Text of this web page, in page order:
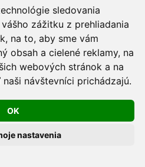
sledovania
zážitku z prehliadania
na to, aby sme vám
obsah a cielené reklamy, na
webových stránok a na
návštevníci prichádzajú.
OK
nastavenia
- zdravotná sestra v
s.r.o. v Trenčíne
príjmová a
- zdravotná sestra